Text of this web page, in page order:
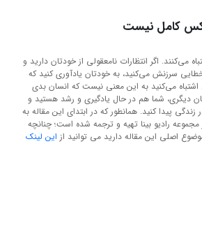
کس کامل نیست
می‌کنند. اگر انتظارات نامعقولی از خودتان دارید و
سرزنش می‌کنید، به خودتان یادآوری کنید که
می‌کنید به این معنی نیست که انسان بدی
دیگری، شما هم در حال یادگیری و رشد هستید و
پیدا کنید. همانطور که در ابتدای این مقاله به
مجموعه رادیو بینا تهیه و ترجمه شده است؛ چنانچه
اصلی این مقاله دارید می توانید از این لینک